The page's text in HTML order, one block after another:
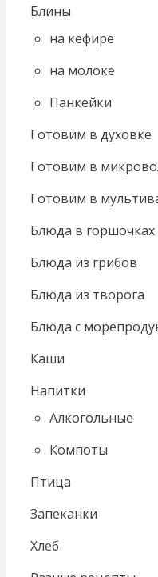
Блины
на кефире
на молоке
Панкейки
Готовим в духовке
Готовим в
Готовим в
Блюда в горшочках
Блюда из грибов
Блюда из творога
Блюда с
Каши
Напитки
Алкогольные
Компоты
Птица
Запеканки
Хлеб